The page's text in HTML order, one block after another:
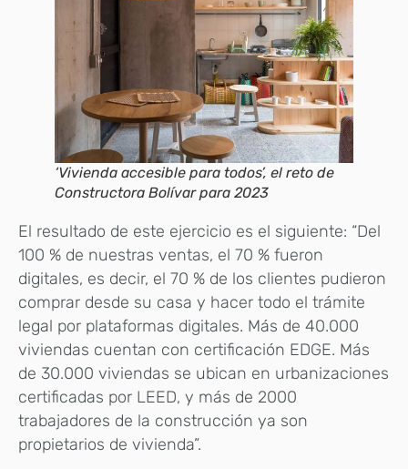
‘Vivienda accesible para todos’, el reto de
Constructora Bolívar para 2023
El resultado de este ejercicio es el siguiente: “Del
100 % de nuestras ventas, el 70 % fueron
digitales, es decir, el 70 % de los clientes pudieron
comprar desde su casa y hacer todo el trámite
legal por plataformas digitales. Más de 40.000
viviendas cuentan con certificación EDGE. Más
de 30.000 viviendas se ubican en urbanizaciones
certificadas por LEED, y más de 2000
trabajadores de la construcción ya son
propietarios de vivienda”.